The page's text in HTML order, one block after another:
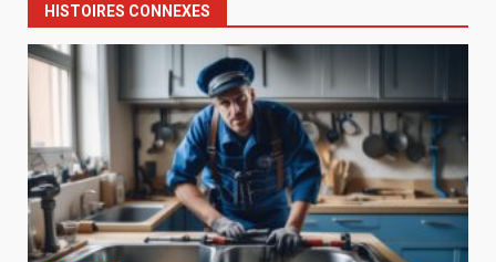
HISTOIRES CONNEXES